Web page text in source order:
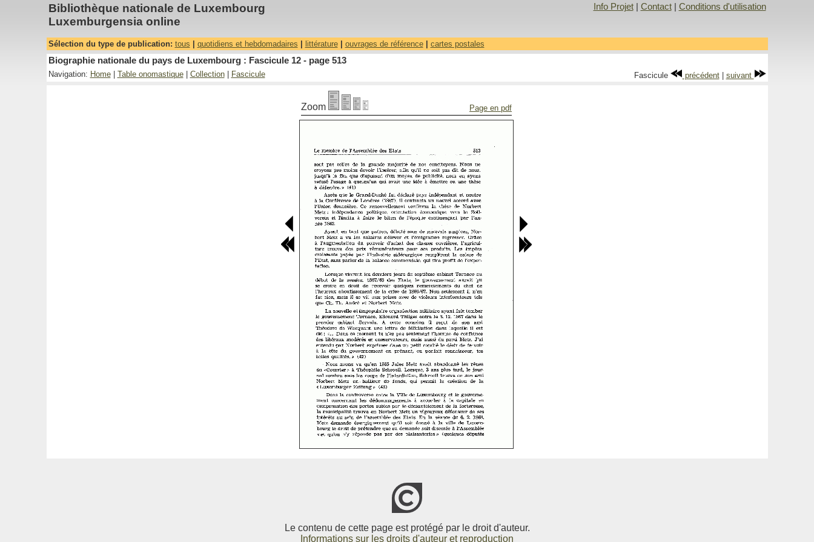
Bibliothèque nationale de Luxembourg
Luxemburgensia online
Info Projet| Contact| Conditions d'utilisation
Sélection du type de publication: tous quotidiens et hebdomadaires littérature| ouvrages de référence| cartes postales
Biographie nationale du pays de Luxembourg : Fascicule 12 - page 513
Navigation: Home| Table onomastique| Collection| Fascicule Fascicule précédent| suivant
Zoom Page en pdf
Le contenu de cette page est protégé par le droit d'auteur.
Informations sur les droits d'auteur et reproduction